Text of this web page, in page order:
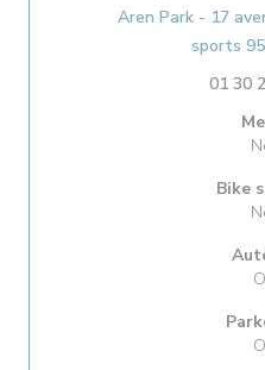
Aren Park - 17
sports
01 30
Bike